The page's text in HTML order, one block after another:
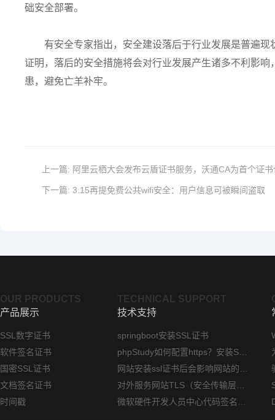
础安全部署。
有安全专家指出，安全建设落后于行业发展是普遍
证明，落后的安全措施将会对行业发展产生诸多不利影
患，避免亡羊补牢。
上一篇: 阿里云栖大会发布云盾证书服务，沃通CA为首个证
下一篇: 3.15再提免费公共wifi安全：用户信息可被瞬间盗取
OUR PRODUCTS
产品展示
SSL数字证书
软件签名证书
国密SSL证书
文档签名证书
时间戳
TECHNICAL SUPPORT
技术支持
springboot安装SSL证书